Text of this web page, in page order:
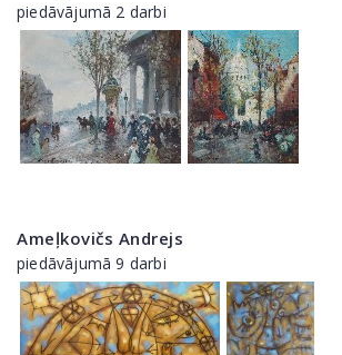
piedāvājumā 2 darbi
Ameļkovičs Andrejs
piedāvājumā 9 darbi